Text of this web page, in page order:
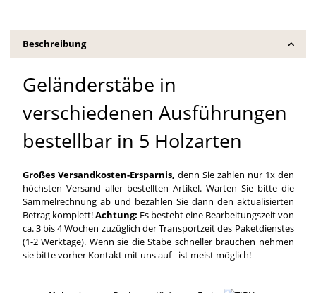
Beschreibung
Geländerstäbe in
verschiedenen Ausführungen
bestellbar in 5 Holzarten
Großes Versandkosten-Ersparnis, denn Sie zahlen nur 1x den
höchsten Versand aller bestellten Artikel. Warten Sie bitte die
Sammelrechnung ab und bezahlen Sie dann den aktualisierten
Betrag komplett!Achtung: Es besteht eine Bearbeitungszeit von
ca. 3 bis 4 Wochen zuzüglich der Transportzeit des Paketdienstes
(1-2 Werktage). Wenn sie die Stäbe schneller brauchen nehmen
sie bitte vorher Kontakt mit uns auf - ist meist möglich!